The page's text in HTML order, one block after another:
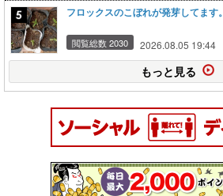
フロックスのこぼれが発芽してます。
閲覧総数 2030 2026.08.05 19:44
もっと見る